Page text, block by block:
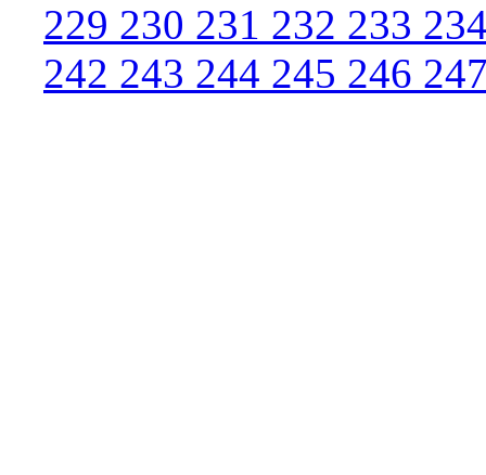
229 230 231 232 233
242 243 244 245 246